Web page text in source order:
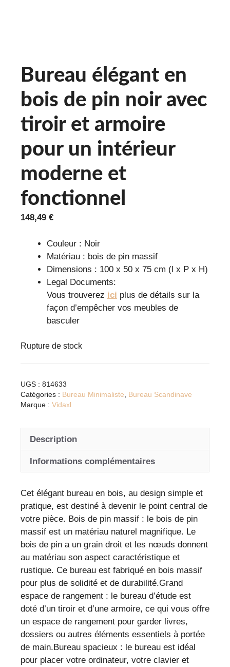
Bureau élégant en
bois de pin noir avec
tiroir et armoire
pour un intérieur
moderne et
fonctionnel
148,49 €
Couleur : Noir
Matériau : bois de pin massif
Dimensions : 100 x 50 x 75 cm (l x P x H)
Legal Documents:
Vous trouverez ici plus de détails sur la
façon d’empêcher vos meubles de
basculer
Rupture de stock
UGS : 814633
Catégories : Bureau Minimaliste, Bureau Scandinave
Marque : Vidaxl
Description
Informations complémentaires
Cet élégant bureau en bois, au design simple et
pratique, est destiné à devenir le point central de
votre pièce. Bois de pin massif : le bois de pin
massif est un matériau naturel magnifique. Le
bois de pin a un grain droit et les nœuds donnent
au matériau son aspect caractéristique et
rustique. Ce bureau est fabriqué en bois massif
pour plus de solidité et de durabilité.Grand
espace de rangement : le bureau d’étude est
doté d’un tiroir et d’une armoire, ce qui vous offre
un espace de rangement pour garder livres,
dossiers ou autres éléments essentiels à portée
de main.Bureau spacieux : le bureau est idéal
pour placer votre ordinateur, votre clavier et